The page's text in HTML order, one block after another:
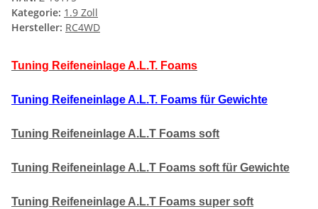
Kategorie: 1.9 Zoll
Hersteller: RC4WD
Tuning Reifeneinlage A.L.T. Foams
Tuning Reifeneinlage A.L.T. Foams für Gewichte
Tuning Reifeneinlage A.L.T Foams soft
Tuning Reifeneinlage A.L.T Foams soft für Gewichte
Tuning Reifeneinlage A.L.T Foams super soft